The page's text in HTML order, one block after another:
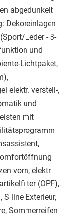
abgedunkelt
Dekoreinlagen
Leder - 3-
und
Lichtpaket,
elektr. verstell-,
und
mit
vorn, elektr.
(OPF),
line Exterieur,
Sommerreifen